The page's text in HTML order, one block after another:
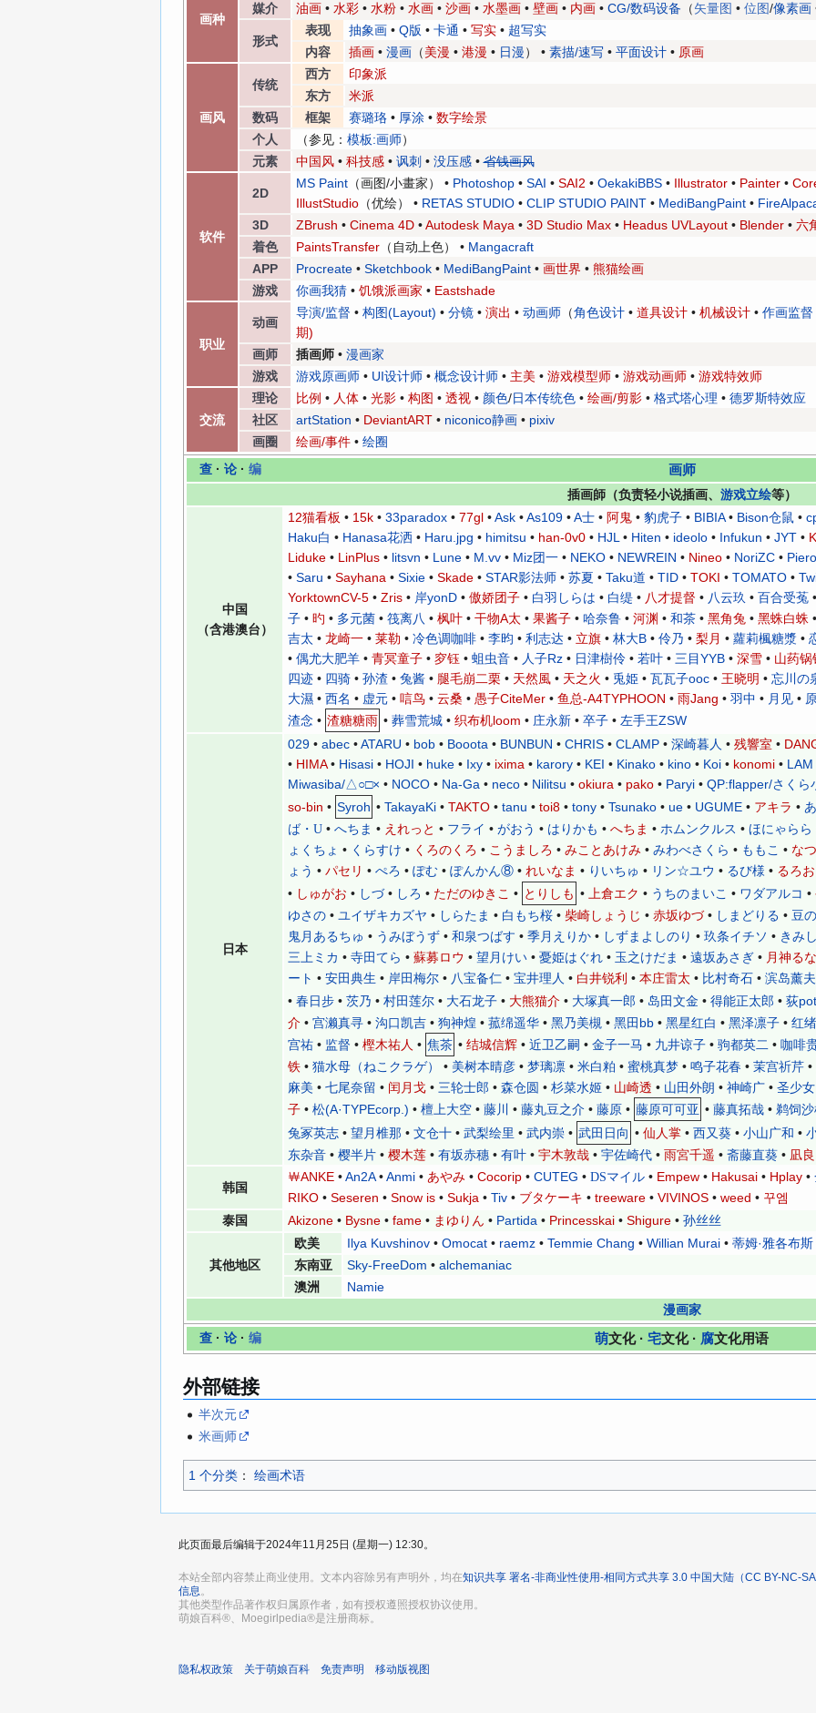
画种
媒介
油画• 水彩• 水粉• 水画• 沙画• 水墨画• 壁画• 内画• CG/数码设备 （矢量图 • 位图/像素画
形式
表现 抽象画• Q版 • 卡通 • 写实• 超写实
内容
插画• 漫画（美漫 • 港漫 • 日漫） • 素描/速写• 平面设计• 原画
画风
传统
西方
印象派
东方
米派
数码
框架 赛璐珞• 厚涂• 数字绘景
个人
（参见： 模板:画师）
元素
中国风• 科技感• 讽刺 • 没压感•省钱画风
软件
2D
MS Paint（画图/小畫家） • Photoshop• SAI • SAI2 • OekakiBBS• Illustrator• Painter•
IllustStudio（优绘） • RETAS STUDIO• CLIP STUDIO PAINT• MediBangPaint•
3D
ZBrush • Cinema 4D•Autodesk Maya • 3D Studio Max• Headus UVLayout• Blender• 六
着色
PaintsTransfer（自动上色） • Mangacraft
APP
Procreate• Sketchbook• MediBangPaint• 画世界 • 熊猫绘画
游戏
你画我猜• 饥饿派画家 • Eastshade
职业
动画
导演/监督 • 构图(Layout) • 分镜• 演出 • 动画师（角色设计• 道具设计• 机械设计• 作画监督
期)
画师
插画师• 漫画家
游戏
游戏原画师• UI设计师• 概念设计师• 主美 • 游戏模型师• 游戏动画师• 游戏特效师
交流
理论 比例 • 人体• 光影• 构图 • 透视• 颜色/日本传统色• 绘画/剪影• 格式塔心理 • 德罗斯特效应
社区
artStation • DeviantART• niconico静画• pixiv
画圈
绘画/事件• 绘圈
查 · 论 · 编 画师
插画師（负责轻小说插画、 游戏立绘等）
中国
（含港澳台）
12猫看板 • 15k• 33paradox• 77gl•Ask•As109•A士• 阿鬼• 豹虎子• BIBIA• Bison仓鼠 •
Haku白 • Hanasa花洒 • Haru.jpg • himitsu • han-0v0• HJL • Hiten • ideolo• Infukun • JYT•
Liduke• LinPlus• litsvn • Lune• M.vv• Miz团一• NEKO• NEWREIN • Nineo• NoriZC•
• Saru • Sayhana • Sixie• Skade• STAR影法师• 苏夏 • Taku道 • TID• TOKI • TOMATO•
YorktownCV-5• Zris• 岸yonD• 傲娇团子• 白羽しらは • 白缇• 八才提督 • 八云玖 • 百合受菟•
子• 旳 • 多元菌• 筏离八 • 枫叶• 干物A太 • 果酱子• 哈奈鲁• 河渊 • 和茶• 黑角兔 • 黑蛛白蛛 •
吉太 • 龙崎一• 莱勒 • 冷色调咖啡• 李昀 • 利志达• 立旗• 林大B• 伶乃 • 梨月 • 蘿莉楓糖漿 •
• 偶尤大肥羊• 青冥童子• 穸钰 • 蛆虫音• 人子Rz• 日津樹伶• 若叶• 三目YYB• 深雪• 山药锅
四迹• 四骑• 孙渣• 兔酱• 腿毛崩二栗• 天然風• 天之火 • 兎姫• 瓦瓦子ooc• 王晓明 • 忘川の
大濕• 西名 • 虚元• 唁鸟• 云桑 • 愚子CiteMer• 鱼总-A4TYPHOON • 雨Jang • 羽中 • 月见•
渣念• 渣糖糖雨 • 葬雪荒城• 织布机loom • 庄永新• 卒子• 左手王ZSW
日本
029• abec•ATARU • bob• Booota • BUNBUN • CHRIS• CLAMP• 深崎暮人 • 残響室 •
• HIMA• Hisasi• HOJI • huke• Ixy• ixima • karory• KEI • Kinako• kino• Koi• konomi• LAM
Miwasiba/△○□× • NOCO• Na-Ga • neco• Nilitsu • okiura • pako• Paryi• QP:flapper/さくら
so-bin • Syroh • TakayaKi• TAKTO• tanu • toi8• tony• Tsunako• ue• UGUME• アキラ •
ば・U• へちま • えれっと • フライ • がおう • はりかも • へちま • ホムンクルス • ほにゃらら
ょくちょ • くらすけ • くろのくろ • こうましろ • みことあけみ• みわべさくら • ももこ • な
ょう • パセリ • ぺろ • ぽむ• ぽんかん⑧• れいなま • りいちゅ • リン☆ユウ • るび様 • るろお
• しゅがお • しづ• しろ • ただのゆきこ • とりしも • 上倉エク • うちのまいこ • ワダアルコ •
ゆさの• ユイザキカズヤ • しらたま • 白もち桜• 柴崎しょうじ • 赤坂ゆづ• しまどりる • 豆
鬼月あるちゅ • うみぼうず• 和泉つばす • 季月えりか• しずまよしのり • 玖条イチソ • きみ
三上ミカ • 寺田てら • 蘇募ロウ • 望月けい• 憂姫はぐれ• 玉之けだま • 遠坂あさぎ• 月神るな
ート • 安田典生 • 岸田梅尔• 八宝备仁 • 宝井理人 • 白井锐利 • 本庄雷太 • 比村奇石• 滨岛薰夫
• 春日步• 茨乃 • 村田莲尔• 大石龙子• 大熊猫介• 大塚真一郎 • 岛田文金 • 得能正太郎 • 荻
介• 宫濑真寻• 沟口凯吉• 狗神煌 • 菰绵遥华• 黑乃美槻 • 黑田bb• 黑星红白 • 黑泽凛子• 红绪
宫祐• 监督 • 樫木祐人 • 焦茶 • 结城信辉• 近卫乙嗣 • 金子一马 • 九井谅子• 驹都英二 • 咖啡
铁• 猫水母（ねこクラゲ） • 美树本晴彦• 梦璃凛• 米白粕 • 蜜桃真梦• 鸣子花春 • 茉宫祈芹•
麻美 • 七尾奈留 • 闰月戈• 三轮士郎 • 森仓圆 • 杉菜水姬• 山崎透 • 山田外朗 • 神崎广• 圣少女
子• 松(A·TYPEcorp.) • 檀上大空• 藤川 • 藤丸豆之介• 藤原• 藤原可可亚 • 藤真拓哉• 鹈饲
兔冢英志• 望月椎那 • 文仓十• 武梨绘里 • 武内崇• 武田日向 • 仙人掌• 西又葵• 小山广和 •
东杂音• 樱半片• 樱木莲• 有坂赤穗• 有叶• 宇木敦哉• 宇佐崎代• 雨宮千遥 • 斋藤直葵• 凪良
韩国
￦ANKE•An2A•Anmi• あやみ• Cocorip• CUTEG • DSマイル• Empew• Hakusai• Hplay•
RIKO• Seseren • Snow is• Sukja • Tiv• ブタケーキ • treeware• VIVINOS• weed • 꾸엠
泰国 Akizone• Bysne• fame• まゆりん • Partida • Princesskai• Shigure• 孙丝丝
其他地区
欧美 Ilya Kuvshinov• Omocat• raemz• Temmie Chang • Willian Murai• 蒂姆·雅各布斯
东南亚
Sky-FreeDom • alchemaniac
澳洲
Namie
漫画家
查 · 论 · 编 萌文化 ·宅文化 · 腐文化用语
外部链接
半次元
米画师
1 个分类 ：​ 绘画术语
此页面最后编辑于2024年11月25日 (星期一) 12:30。
本站全部内容禁止商业使用。文本内容除另有声明外，均在知识共享 署名-非商业性使用-相同方式共享 3.0 中国大陆（CC BY-NC-
信息。
其他类型作品著作权归属原作者，如有授权遵照授权协议使用。
萌娘百科®、Moegirlpedia®是注册商标。
隐私权政策 关于萌娘百科 免责声明 移动版视图